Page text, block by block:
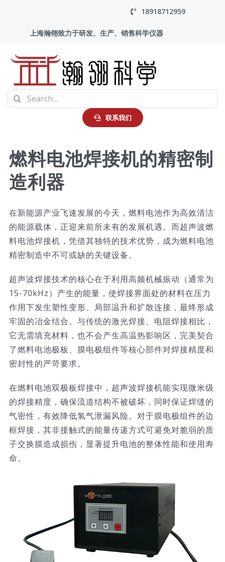
content
18918712959
上海瀚翎致力于研发、生产、销售科学仪器
首页
应用
走进瀚翎
技术服务
公司新闻
Search
for:
联系我们
燃料电池焊接机的精密制
造利器
在新能源产业飞速发展的今天，燃料电池作为高效清洁
的能源载体，正迎来前所未有的发展机遇。而超声波燃
料电池焊接机，凭借其独特的技术优势，成为燃料电池
精密制造中不可或缺的关键设备。
超声波焊接技术的核心在于利用高频机械振动（通常为
15-70kHz）产生的能量，使焊接界面处的材料在压力
作用下发生塑性变形、局部温升和扩散连接，最终形成
牢固的冶金结合。与传统的激光焊接、电阻焊接相比，
它无需填充材料，也不会产生高温热影响区，完美契合
了燃料电池极板、膜电极组件等核心部件对焊接精度和
密封性的严苛要求。
在燃料电池双极板焊接中，超声波焊接机能实现微米级
的焊接精度，确保流道结构不被破坏，同时保证焊缝的
气密性，有效降低氢气泄漏风险。对于膜电极组件的边
框焊接，其非接触式的能量传递方式可避免对脆弱的质
子交换膜造成损伤，显著提升电池的整体性能和使用寿
命。